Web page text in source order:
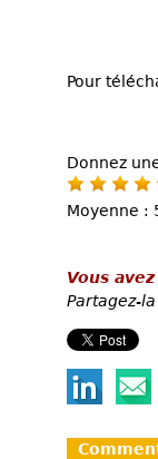
Pour
Donnez
Moyenne :
Vous
Partagez-